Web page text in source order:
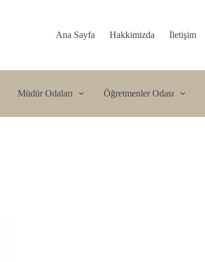
Ana Sayfa
Hakkimizda İletişim
Müdür Odaları Öğretmenler Odası